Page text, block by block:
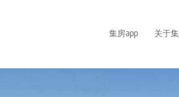
集房app 关于